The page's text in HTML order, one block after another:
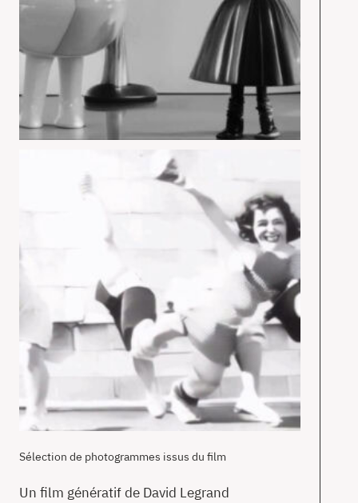
Sélection de photogrammes issus du film
Un film génératif de David Legrand